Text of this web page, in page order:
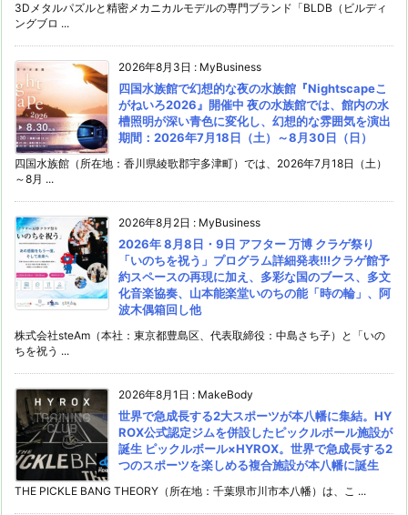
3Dメタルパズルと精密メカニカルモデルの専門ブランド「BLDB（ビルディ
ングブロ ...
2026年8月3日 : MyBusiness
四国水族館で幻想的な夜の水族館『Nightscapeこ
がねいろ2026』開催中 夜の水族館では、館内の水
槽照明が深い青色に変化し、幻想的な雰囲気を演出
期間：2026年7月18日（土）～8月30日（日）
四国水族館（所在地：香川県綾歌郡宇多津町）では、2026年7月18日（土）
～8月 ...
2026年8月2日 : MyBusiness
2026年 8月8日・9日 アフター 万博 クラゲ祭り
「いのちを祝う」プログラム詳細発表!!!クラゲ館予
約スペースの再現に加え、多彩な国のブース、多文
化音楽協奏、山本能楽堂いのちの能「時の輪」、阿
波木偶箱回し他
株式会社steAm（本社：東京都豊島区、代表取締役：中島さち子）と「いの
ちを祝う ...
2026年8月1日 : MakeBody
世界で急成長する2大スポーツが本八幡に集結。HY
ROX公式認定ジムを併設したピックルボール施設が
誕生 ピックルボール×HYROX。世界で急成長する2
つのスポーツを楽しめる複合施設が本八幡に誕生
THE PICKLE BANG THEORY（所在地：千葉県市川市本八幡）は、こ ...